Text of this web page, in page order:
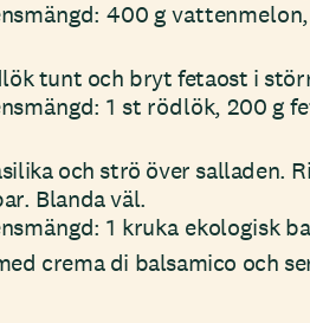
400 g
tunt och bryt fetaost i
1 st rödlök, 200 g
och strö över salladen.
Blanda väl.
1 kruka ekologisk
crema di balsamico och